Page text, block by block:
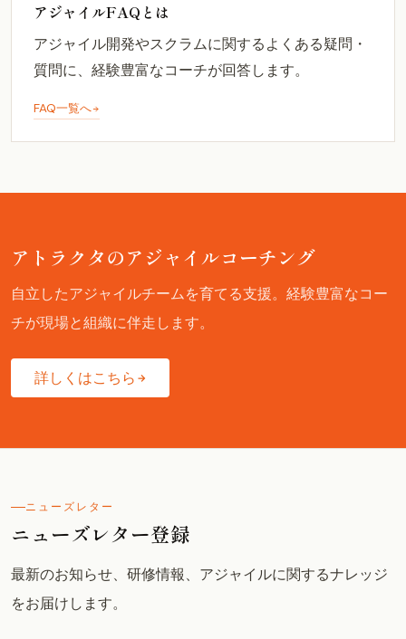
アジャイルFAQとは
アジャイル開発やスクラムに関するよくある疑問・
質問に、経験豊富なコーチが回答します。
FAQ一覧へ
アトラクタのアジャイルコーチング
自立したアジャイルチームを育てる支援。経験豊富なコー
チが現場と組織に伴走します。
詳しくはこちら
ニューズレター
ニューズレター登録
最新のお知らせ、研修情報、アジャイルに関するナレッジ
をお届けします。